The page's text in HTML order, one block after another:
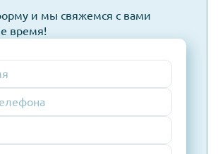
и мы свяжемся с вами
время!